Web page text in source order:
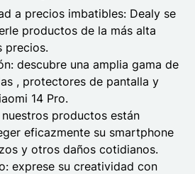
a precios imbatibles: Dealy se
productos de la más alta
precios.
descubre una amplia gama de
, protectores de pantalla y
14 Pro.
productos están
eficazmente su smartphone
y otros daños cotidianos.
exprese su creatividad con